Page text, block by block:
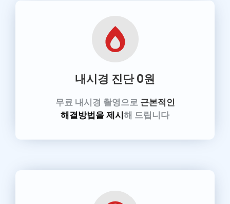
내시경 진단0원
무료 내시경 촬영으로 근본적인
해결방법을 제시해 드립니다